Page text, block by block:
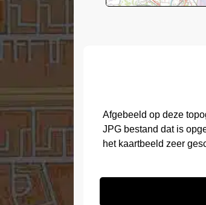
Afgebeeld op deze
JPG bestand dat is
het kaartbeeld zeer